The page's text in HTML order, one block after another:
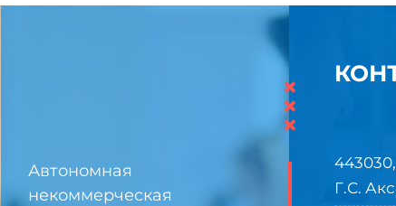
Автономная
некоммерческая
×
×
×
Г.С.